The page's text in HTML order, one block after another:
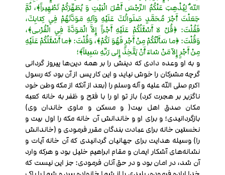
اللّهُ لِيُذْهِبَ عَنْكُمُ الرِّجْسَ أَهْلَ الْبَيْتِ وَ يُطَهِّرَكُمْ تَطْهِيراً﴾، ثُمَّ
جَعَلْتَ أَجْرَ مُحَمَّدٍ صَلَواتُكَ عَلَيْهِ وَآلِهِ مَوَدَّتَهُمْ فِي كِتابِكَ،
فَقُلْتَ: ﴿قُلْ لا أَسْئَلُكُمْ عَلَيْهِ أَجْراً إِلاَّ الْمَوَدَّةَ فِي الْقُرْبى﴾،
وَقُلْتَ: ﴿ما سَأَلْتُكُمْ مِنْ أَجْرٍ فَهُوَ لَكُمْ﴾، وَقُلْتَ: ﴿ما أَسْئَلُكُمْ عَلَيْهِ
مِنْ أَجْرٍ إِلاّ مَنْ شاءَ أَنْ يَتَّخِذَ إِلى رَبِّهِ سَبِيلاً﴾؛
و به او وعده دادی که دینش را بر همه دین‌ها پیروز گردانی
گرچه مشرکان را خوش نیاید و این کار پس از آن بود که رسول
اکرم صلی الله علیه و آله وسلم را (بعد از آنکه از مکه وطن خود
ناگزیر بر هجرت کرد) باز تو او را با فتح و ظفر به خانه کعبه
مکان صدق اهل بیت( و مسکن و ماوی خاندان وی)
بازگردانیدی؛ و برای او و خاندانش آن خانه مکه را اول بیت و
نخستین خانه برای عبادت بندگان مقرر فرمودی و (خاندانش
را) وسیله هدایت برای جهانیان گردانیدی که آن خانه آیات و
نشانه‌های آشکار ایمان و مقام ابراهیم خلیل بود و هرکه وارد
آن شد، در امان بود و در حق آنان فرمودی: جز این نیست که